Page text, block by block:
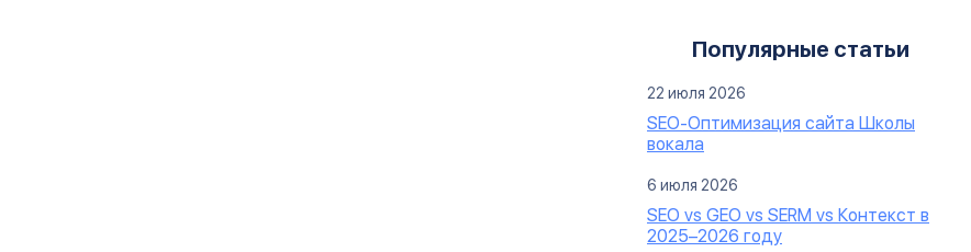
Популярные статьи
22 июля 2026
SEO-Оптимизация сайта Школы
вокала
6 июля 2026
SEO vs GEO vs SERM vs Контекст в
2025–2026 году